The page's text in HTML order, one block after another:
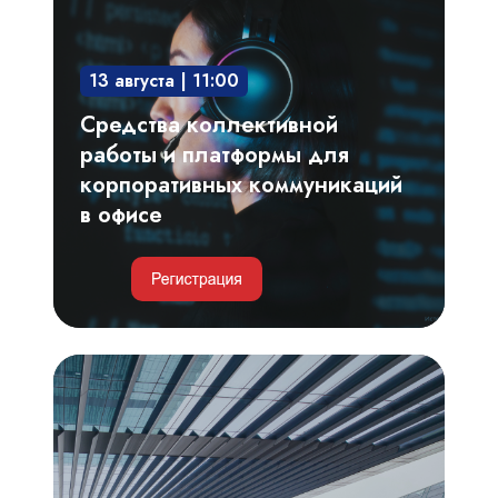
платформы
для
корпоративных
коммуникаций
офисе
13 августа | 11:00
Средства коллективной
работы и платформы для
корпоративных коммуникаций
в офисе
Умные
парковки
и
автоматизация